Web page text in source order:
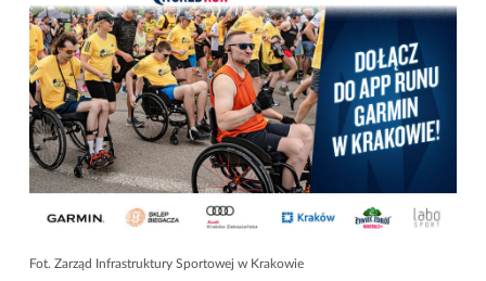
Fot. Zarząd Infrastruktury Sportowej w Krakowie